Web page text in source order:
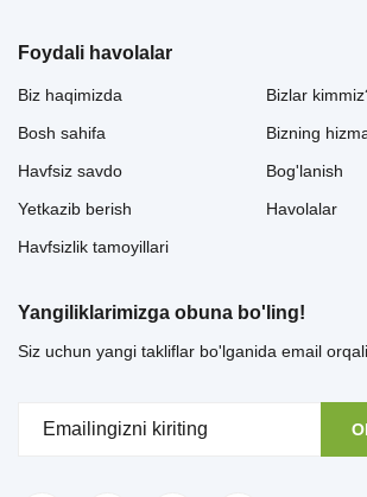
Foydali havolalar
Biz haqimizda
Bosh sahifa
Havfsiz savdo
Yetkazib berish
Havfsizlik tamoyillari
Bizlar
Bizning
Bog'lanish
Havolalar
Yangiliklarimizga obuna bo'ling!
Siz uchun yangi takliflar bo'lganida email